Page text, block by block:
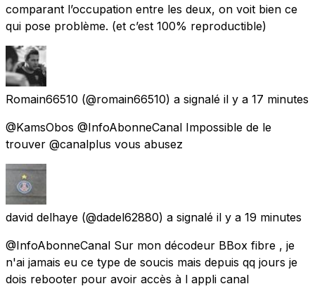
comparant l’occupation entre les deux, on voit bien ce
qui pose problème. (et c’est 100% reproductible)
Romain66510 (@romain66510) a signalé il y a 17 minutes
@KamsObos @InfoAbonneCanal Impossible de le
trouver @canalplus vous abusez
david delhaye (@dadel62880) a signalé il y a 19 minutes
@InfoAbonneCanal Sur mon décodeur BBox fibre , je
n'ai jamais eu ce type de soucis mais depuis qq jours je
dois rebooter pour avoir accès à l appli canal